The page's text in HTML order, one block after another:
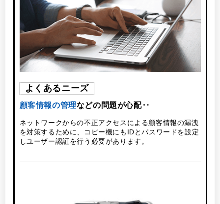
よくあるニーズ
顧客情報の管理などの問題が心配‥
ネットワークからの不正アクセスによる顧客情報の漏洩
を対策するために、コピー機にもIDとパスワードを設定
しユーザー認証を行う必要があります。